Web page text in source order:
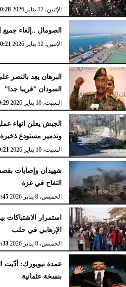
الإثنين، 12 يناير 2026 10:28
الصومال ..إلغاء جميع
الإثنين، 12 يناير 2026 10:21
البرهان يعِد بالنصر
السودان ”قريبا جدا”
السبت، 10 يناير 2026
الجيش يعلن انهاء
وتدمير مستودع
السبت، 10 يناير 2026
شهيدان وإصابات
التفاح في غزة
الخميس، 8 يناير 2026
استمرار
الإرهابي في حلب
الخميس، 8 يناير 2026
عمدة نيويورك: أدّيت
بنسخة عثمانية